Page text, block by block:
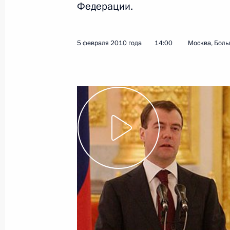
Наша задача – стимулировать
долгосрочные инвестиции,
а не приток спекулятивного
Федерации.
5 февраля 2010 года 14:00 Москва,